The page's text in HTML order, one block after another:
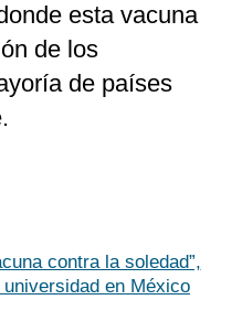
esta vacuna
de los
de países
contra la soledad”,
en México